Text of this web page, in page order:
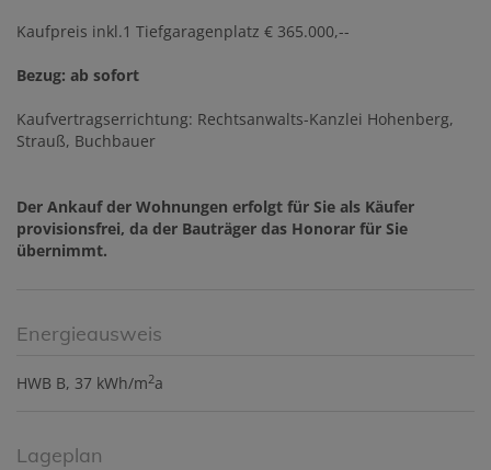
Kaufpreis inkl.1 Tiefgaragenplatz € 365.000,--
Bezug: ab sofort
Kaufvertragserrichtung: Rechtsanwalts-Kanzlei Hohenberg,
Strauß, Buchbauer
Der Ankauf der Wohnungen erfolgt für Sie als Käufer
provisionsfrei, da der Bauträger das Honorar für Sie
übernimmt.
Energieausweis
HWB B, 37 kWh/m2a
Lageplan